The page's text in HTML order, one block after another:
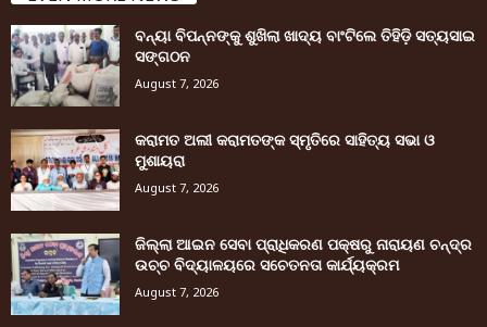
ବନ୍ୟା ବିପନ୍ନଙ୍କୁ ଶୁଖିଲା ଖାଦ୍ୟ ବାଂଟିଲେ ତିହିଡି଼ ସତ୍ୟସାଇ
ସଙ୍ଗଠନ
August 7, 2026
କରାମତ ଅଲୀ କରାମତଙ୍କ ସ୍ମୃତିରେ ସାହିତ୍ୟ ସଭା ଓ
ମୁଶାୟରା
August 7, 2026
ଜିଲ୍ଲା ଆଇନ ସେବା ପ୍ରାଧିକରଣ ପକ୍ଷରୁ ନାରାୟଣ ଚନ୍ଦ୍ର
ଉଚ୍ଚ ବିଦ୍ୟାଳୟରେ ସଚେତନତା କାର୍ଯ୍ୟକ୍ରମ
August 7, 2026